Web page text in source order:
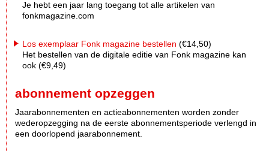
Je hebt een jaar lang toegang tot alle artikelen van
fonkmagazine.com
Los exemplaar Fonk magazine bestellen (€14,50)
Het bestellen van de digitale editie van Fonk magazine kan
ook (€9,49)
abonnement opzeggen
Jaarabonnementen en actieabonnementen worden zonder
wederopzegging na de eerste abonnementsperiode verlengd in
een doorlopend jaarabonnement.